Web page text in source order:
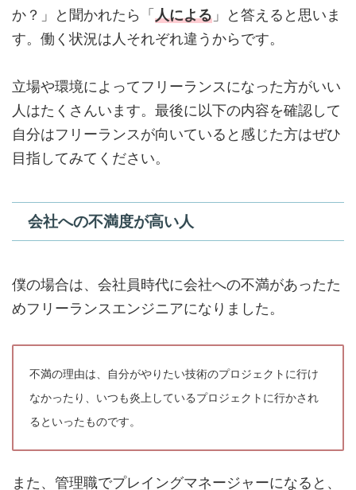
か？」と聞かれたら「人による 」と答えると思いま
す。働く状況は人それぞれ違うからです。
立場や環境によってフリーランスになった方がいい
人はたくさんいます。最後に以下の内容を確認して
自分はフリーランスが向いていると感じた方はぜひ
目指してみてください。
会社への不満度が高い人
僕の場合は、会社員時代に会社への不満があったた
めフリーランスエンジニアになりました。
不満の理由は、自分がやりたい技術のプロジェクトに行け
なかったり、いつも炎上しているプロジェクトに行かされ
るといったものです。
また、管理職でプレイングマネージャーになると、